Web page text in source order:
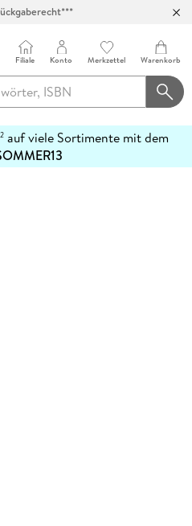
Filiale Konto Merkzettel Warenkorb
auf viele Sortimente mit dem